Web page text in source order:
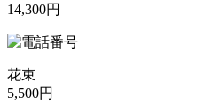
14,300円
花束
5,500円